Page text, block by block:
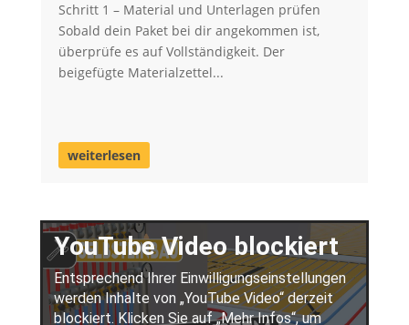
Schritt 1 – Material und Unterlagen prüfen
Sobald dein Paket bei dir angekommen ist,
überprüfe es auf Vollständigkeit. Der
beigefügte Materialzettel...
weiterlesen